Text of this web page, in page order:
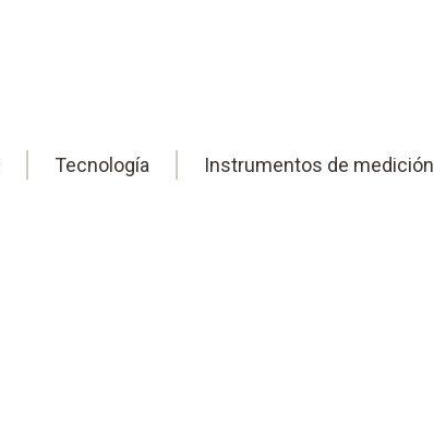
Tecnología Instrumentos de medición